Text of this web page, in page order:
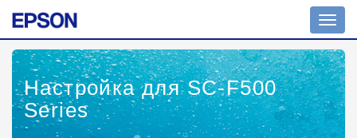
Настройка для SC-F500
Series